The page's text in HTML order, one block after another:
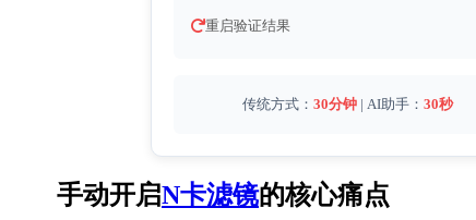
重启验证结果
传统方式： 30分钟 | AI助手： 30秒
手动开启N卡滤镜的核心痛点